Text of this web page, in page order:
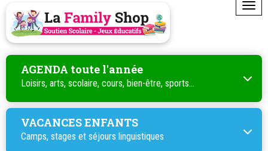
AGENDA toute l'année
Loisirs, arts, scolaire, cours, bien-être, sports...
VACANCES ENFANTS
Camps, stages et séjours linguistiques